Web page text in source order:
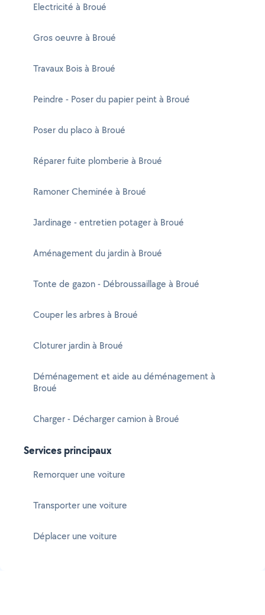
Electricité à Broué
Gros oeuvre à Broué
Travaux Bois à Broué
Peindre - Poser du papier peint à Broué
Poser du placo à Broué
Réparer fuite plomberie à Broué
Ramoner Cheminée à Broué
Jardinage - entretien potager à Broué
Aménagement du jardin à Broué
Tonte de gazon - Débroussaillage à Broué
Couper les arbres à Broué
Cloturer jardin à Broué
Déménagement et aide au déménagement à
Broué
Charger - Décharger camion à Broué
Services principaux
Remorquer une voiture
Transporter une voiture
Déplacer une voiture